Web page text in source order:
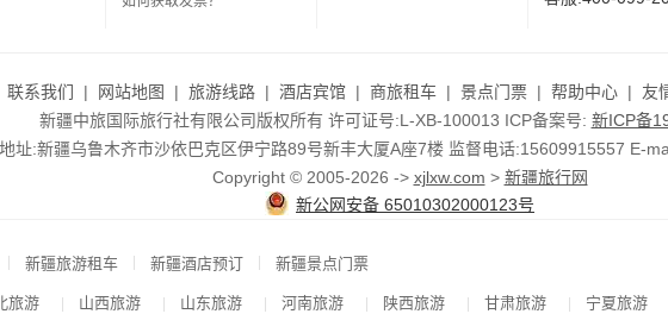
联系我们 | 网站地图 | 旅游线路 | 酒店宾馆 | 商旅租车 | 景点门票 | 帮助中心 | 友
新疆中旅国际旅行社有限公司版权所有 许可证号:L-XB-100013 ICP备案号: 新ICP备
地址:新疆乌鲁木齐市沙依巴克区伊宁路89号新丰大厦A座7楼 监督电话:15609915557 E-
Copyright © 2005-2026 -> xjlxw.com > 新疆旅行网
新公网安备 65010302000123号
新疆旅游租车 新疆酒店预订 新疆景点门票
旅游 山西旅游 山东旅游 河南旅游 陕西旅游 甘肃旅游 宁夏旅游